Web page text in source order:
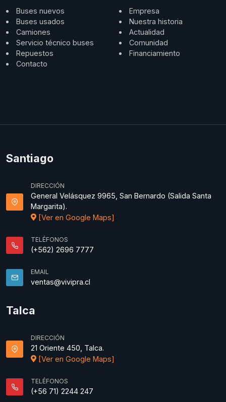
Buses nuevos
Buses usados
Camiones
Servicio técnico buses
Repuestos
Contacto
Empresa
Nuestra historia
Actualidad
Comunidad
Financiamiento
Santiago
DIRECCIÓN
General Velásquez 9965, San Bernardo (Salida Santa
Margarita).
[Ver en Google Maps]
TELÉFONOS
(+562) 2696 7777
EMAIL
ventas@vivipra.cl
Talca
DIRECCIÓN
21 Oriente 450, Talca.
[Ver en Google Maps]
TELÉFONOS
(+56 71) 2244 247